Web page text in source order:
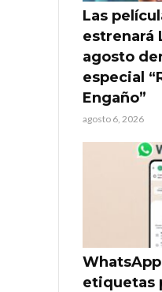
Las
estrenará
agosto
especial
Engaño”
agosto 6, 2026
etiquetas